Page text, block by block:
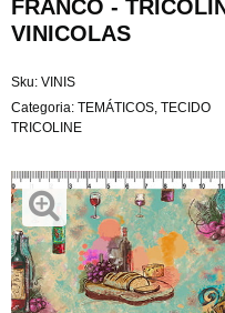
FRANCO -
VINICOLAS
Sku: VINIS
Categoria: TEMÁTICOS TECIDO
TRICOLINE